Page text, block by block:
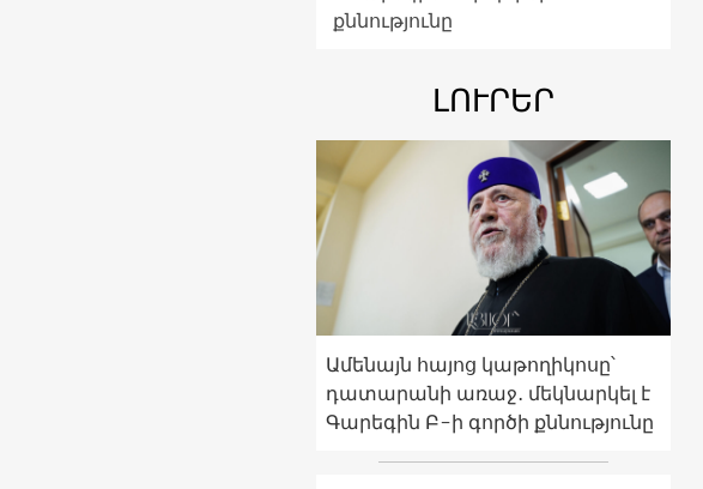
քննությունը
ԼՈՒՐԵՐ
Ամենայն հայոց կաթողիկոսը՝
դատարանի առաջ․ մեկնարկել է
Գարեգին Բ-ի գործի քննությունը